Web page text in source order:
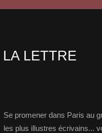
LETTRE
Se promener dans Paris au
les plus illustres écrivains...